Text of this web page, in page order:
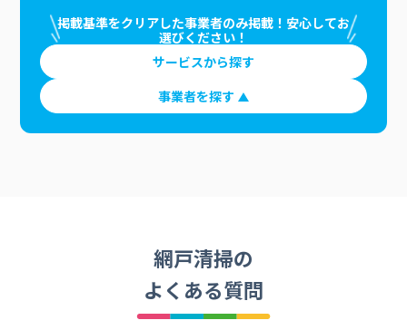
掲載基準をクリアした事業者のみ掲載！安心してお
選びください！
サービスから探す
事業者を探す
網戸清掃の
よくある質問